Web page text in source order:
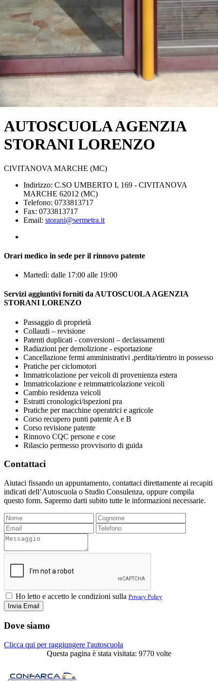
AUTOSCUOLA AGENZIA
STORANI LORENZO
CIVITANOVA MARCHE (MC)
Indirizzo: C.SO UMBERTO I, 169 - CIVITANOVA
MARCHE 62012 (MC)
Telefono: 0733813717
Fax: 0733813717
Email: storani@sermetra.it
Orari medico in sede per il rinnovo patente
Martedì: dalle 17:00 alle 19:00
Servizi aggiuntivi forniti da AUTOSCUOLA AGENZIA
STORANI LORENZO
Passaggio di proprietà
Collaudi – revisione
Patenti duplicati - conversioni – declassamenti
Radiazioni per demolizione - esportazione
Cancellazione fermi amministrativi ,perdita/rientro in possesso
Pratiche per ciclomotori
Immatricolazione per veicoli di provenienza estera
Immatricolazione e reimmatricolazione veicoli
Cambio residenza veicoli
Estratti cronologici/ispezioni pra
Pratiche per macchine operatrici e agricole
Corso recupero punti patente A e B
Corso revisione patente
Rinnovo CQC persone e cose
Rilascio permesso provvisorio di guida
Contattaci
Aiutaci fissando un appuntamento, contattaci direttamente ai recapiti
indicati dell’Autoscuola o Studio Consulenza, oppure compila
questo form. Sapremo darti subito tutte le informazioni necessarie.
Ho letto e accetto le condizioni sulla Privacy Policy
Dove siamo
Clicca qui per raggiungere l'autoscuola
Questa pagina è stata visitata: 9770 volte